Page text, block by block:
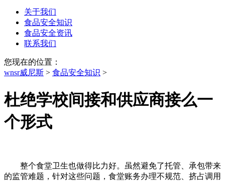
关于我们
食品安全知识
食品安全资讯
联系我们
您现在的位置：
wnsr威尼斯 > 食品安全知识 >
杜绝学校间接和供应商接么一
个形式
整个食堂卫生也做得比力好。虽然避免了托管、承包带来
的监管难题，针对这些问题，食堂账务办理不规范、挤占调用